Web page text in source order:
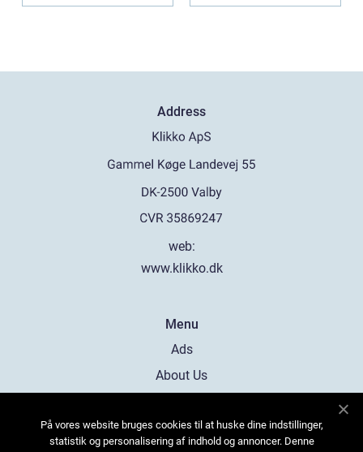
Address
web:
www.klikko.dk
Menu
Ads
About Us
Contact
På vores website bruges cookies til at huske dine indstillinger,
statistik og personalisering af indhold og annoncer. Denne